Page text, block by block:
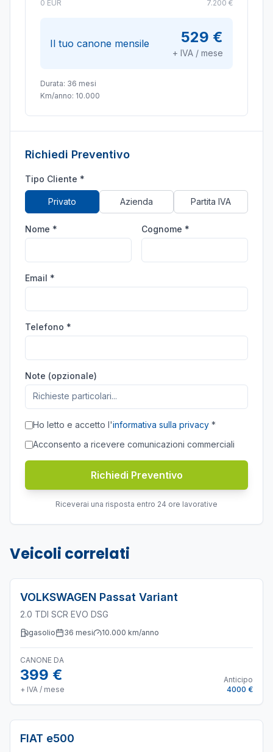
0 EUR 7.200 €
Il tuo canone mensile 529 €
+ IVA / mese
Durata: 36 mesi
Km/anno: 10.000
Richiedi Preventivo
Tipo Cliente *
Privato Azienda Partita IVA
Nome * Cognome *
Email *
Telefono *
Note (opzionale)
Ho letto e accetto l'informativa sulla privacy *
Acconsento a ricevere comunicazioni commerciali
Richiedi Preventivo
Riceverai una risposta entro 24 ore lavorative
Veicoli correlati
VOLKSWAGEN Passat Variant
2.0 TDI SCR EVO DSG
gasolio 36 mesi 10.000 km/anno
CANONE DA
399 €
+ IVA / mese
Anticipo
4000 €
FIAT e500